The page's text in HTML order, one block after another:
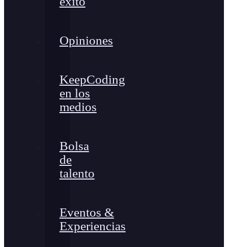
Opiniones
KeepCoding
en los
medios
Bolsa
de
talento
Eventos &
Experiencias